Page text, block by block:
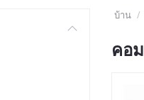
บ้าน
คอ